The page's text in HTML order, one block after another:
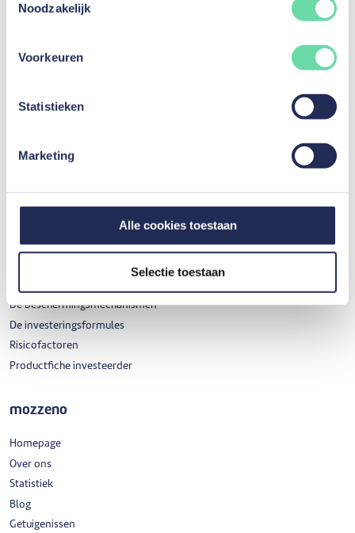
Noodzakelijk
Voorkeuren
Statistieken
Marketing
Alle cookies toestaan
Selectie toestaan
Shelteo van Belins nv
Investeren
Persoonlijke leningen
Investeringskredieten van zelfstandigen en ondernemingen
De beschermingsmechanismen
De investeringsformules
Risicofactoren
Productfiche investeerder
mozzeno
Homepage
Over ons
Statistiek
Blog
Getuigenissen